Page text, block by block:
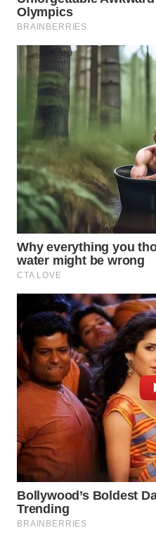
WN
WN
DANAU
TOBA
WN
NIAS
WN
LANGKAT
WN
TAPANULI
SELATAN
WN
TANJUNG
LESUNG
WN
KARO
WN
SIMALUNGUN
WN
LABUHANBATU